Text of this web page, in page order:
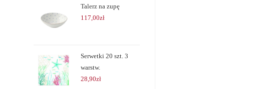
Talerz na zupę
117,00zł
Serwetki 20 szt. 3
warstw.
28,90zł